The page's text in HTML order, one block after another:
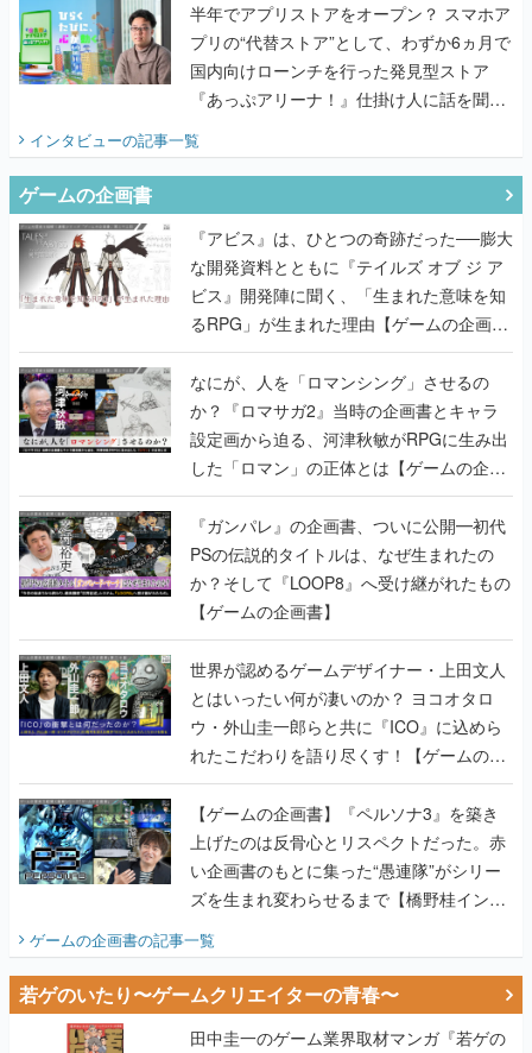
半年でアプリストアをオープン？ スマホア
プリの“代替ストア”として、わずか6ヵ月で
国内向けローンチを行った発見型ストア
『あっぷアリーナ！』仕掛け人に話を聞い
てみた
インタビューの記事一覧
ゲームの企画書
『アビス』は、ひとつの奇跡だった──膨大
な開発資料とともに『テイルズ オブ ジ ア
ビス』開発陣に聞く、「生まれた意味を知
るRPG」が生まれた理由【ゲームの企画
書】
なにが、人を「ロマンシング」させるの
か？『ロマサガ2』当時の企画書とキャラ
設定画から迫る、河津秋敏がRPGに生み出
した「ロマン」の正体とは【ゲームの企画
書】
『ガンパレ』の企画書、ついに公開━初代
PSの伝説的タイトルは、なぜ生まれたの
か？そして『LOOP8』へ受け継がれたもの
【ゲームの企画書】
世界が認めるゲームデザイナー・上田文人
とはいったい何が凄いのか？ ヨコオタロ
ウ・外山圭一郎らと共に『ICO』に込めら
れたこだわりを語り尽くす！【ゲームの企
画書】
【ゲームの企画書】『ペルソナ3』を築き
上げたのは反骨心とリスペクトだった。赤
い企画書のもとに集った“愚連隊”がシリー
ズを生まれ変わらせるまで【橋野桂インタ
ビュー】
ゲームの企画書の記事一覧
若ゲのいたり〜ゲームクリエイターの青春〜
田中圭一のゲーム業界取材マンガ『若ゲの